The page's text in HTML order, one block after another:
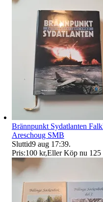
Brännpunkt Sydatlanten
Areschoug SMB
Sluttid9 aug 17:39.
Pris:100 kr,Eller Köp nu 125